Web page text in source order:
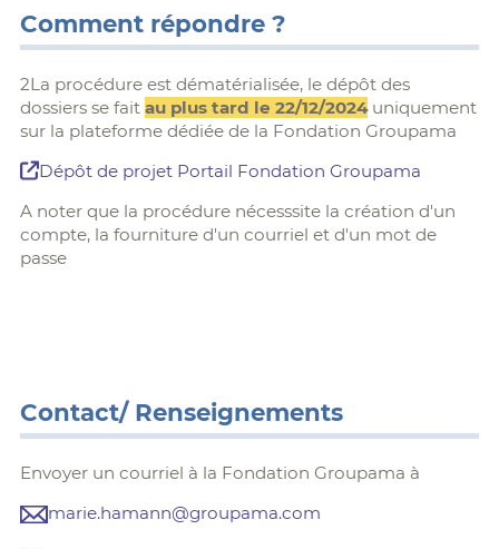
Comment répondre ?
2La procédure est dématérialisée, le dépôt des
dossiers se fait au plus tard le 22/12/2024uniquement
sur la plateforme dédiée de la Fondation Groupama
Dépôt de projet Portail Fondation Groupama
A noter que la procédure nécesssite la création d'un
compte, la fourniture d'un courriel et d'un mot de
passe
Contact/ Renseignements
Envoyer un courriel à la Fondation Groupama à
marie.hamann@groupama.com